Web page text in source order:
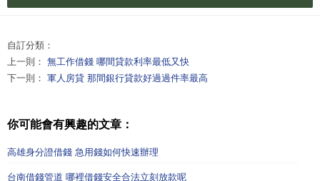
自訂分類：
上一則： 無工作借錢 哪間貸款利率最低又快
下一則： 軍人房貸 那間銀行貸款好過過件率最高
你可能會有興趣的文章：
高雄身分證借錢 急用錢如何快速辦理
台南借錢管道 哪裡借錢安全合法立刻放款呢